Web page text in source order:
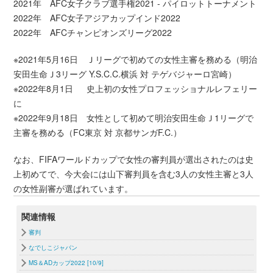
2021年 AFC女子クラブ選手権2021 - パイロットトーナメント
2022年 AFC女子アジアカップインド2022
2022年 AFCチャンピオンズリーグ2022
※2021年5月16日 Ｊリーグで初めての女性主審を務める（明治
安田生命Ｊ3リーグ Y.S.C.C.横浜 対 テゲバジャーロ宮崎）
※2022年8月1日 史上初の女性プロフェッショナルレフェリー
に
※2022年9月18日 女性として初めて明治安田生命Ｊ1リーグで
主審を務める（FC東京 対 京都サンガF.C.）
なお、FIFAワールドカップで女性の審判員が選出されたのは史
上初めてで、今大会には山下審判員を含む3人の女性主審と3人
の女性副審が選ばれています。
関連情報
審判
なでしこジャパン
MS＆ADカップ2022 [10/9]